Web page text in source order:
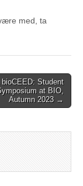
med, ta
bioCEED: Student
at BIO,
Autumn 2023 →